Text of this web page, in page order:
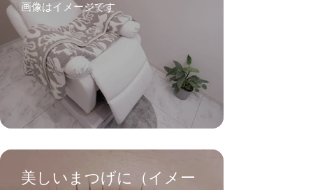
画像はイメージです
美しいまつげに（イメー